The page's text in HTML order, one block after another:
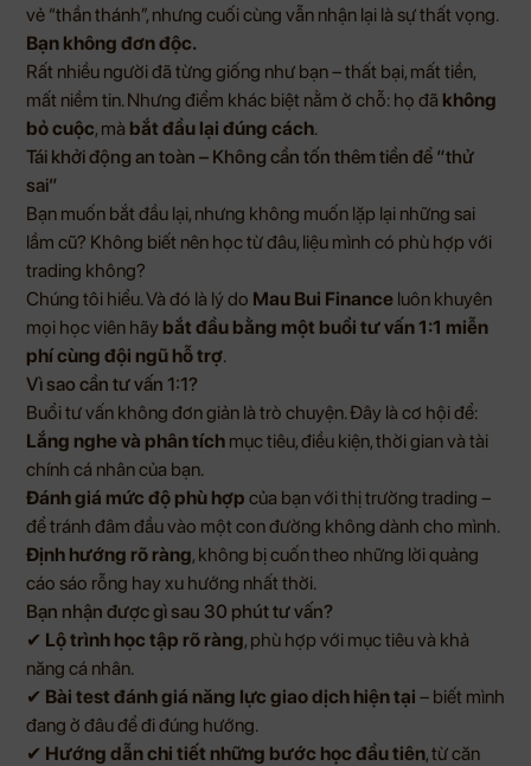
vẻ “thần thánh”, nhưng cuối cùng vẫn nhận lại là sự thất vọng.
Bạn không đơn độc.
Rất nhiều người đã từng giống như bạn – thất bại, mất tiền,
mất niềm tin. Nhưng điểm khác biệt nằm ở chỗ: họ đã không
bỏ cuộc, mà bắt đầu lại đúng cách.
Tái khởi động an toàn – Không cần tốn thêm tiền để “thử
sai”
Bạn muốn bắt đầu lại, nhưng không muốn lặp lại những sai
lầm cũ? Không biết nên học từ đâu, liệu mình có phù hợp với
trading không?
Chúng tôi hiểu. Và đó là lý do Mau Bui Finance luôn khuyên
mọi học viên hãy bắt đầu bằng một buổi tư vấn 1:1 miễn
phí cùng đội ngũ hỗ trợ.
Vì sao cần tư vấn 1:1?
Buổi tư vấn không đơn giản là trò chuyện. Đây là cơ hội để:
Lắng nghe và phân tích mục tiêu, điều kiện, thời gian và tài
chính cá nhân của bạn.
Đánh giá mức độ phù hợp của bạn với thị trường trading –
để tránh đâm đầu vào một con đường không dành cho mình.
Định hướng rõ ràng, không bị cuốn theo những lời quảng
cáo sáo rỗng hay xu hướng nhất thời.
Bạn nhận được gì sau 30 phút tư vấn?
✔ Lộ trình học tập rõ ràng, phù hợp với mục tiêu và khả
năng cá nhân.
✔ Bài test đánh giá năng lực giao dịch hiện tại – biết mình
đang ở đâu để đi đúng hướng.
✔ Hướng dẫn chi tiết những bước học đầu tiên, từ căn